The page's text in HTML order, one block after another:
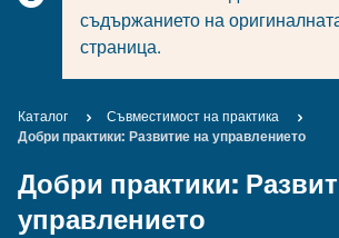
съдържанието на
страница.
Breadcrumb
Каталог
Съвместимост на практика
Добри практики: Развитие на управлението
Добри практики:
управлението